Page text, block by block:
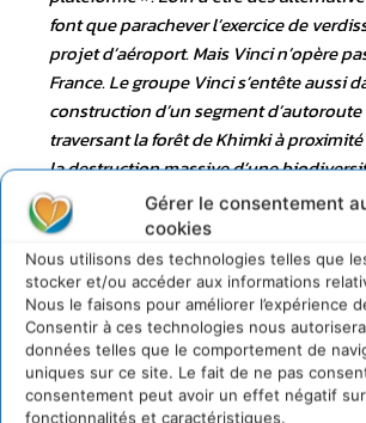
Gérer le consentement
cookies
Nous utilisons des technologies telles que
stocker et/ou accéder aux informations
Nous le faisons pour améliorer l’expérience
Consentir à ces technologies nous
données telles que le comportement de
uniques sur ce site. Le fait de ne pas
consentement peut avoir un effet négatif
fonctionnalités et caractéristiques.
font que parachever l’exercice de
projet d’aéroport. Mais Vinci n’opère
France. Le groupe Vinci s’entête aussi
construction d’un segment
traversant la forêt de Khimki à
la destruction massive d’une
monde, les arrestations abusives se
militants écologistes, orchestrées par la
milices privées ».
Veolia. Les explications de cette
Amis de la Terre :« Forte de 106 filiales
77 pays, Veolia Environnement se
« modèle français » de gestion de l’eau